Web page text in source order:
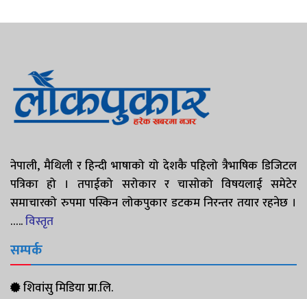
नेपाली, मैथिली र हिन्दी भाषाको यो देशकै पहिलो त्रैभाषिक डिजिटल
पत्रिका हो । तपाईको सरोकार र चासोको विषयलाई समेटेर
समाचारको रुपमा पस्किन लोकपुकार डटकम निरन्तर तयार रहनेछ ।
…..विस्तृत
सम्पर्क
शिवांसु मिडिया प्रा.लि.